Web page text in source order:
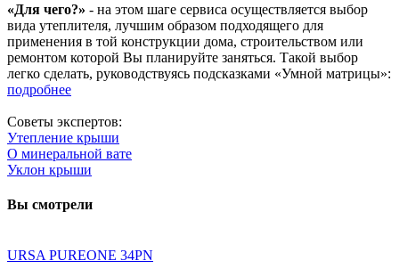
«Для чего?» - на этом шаге сервиса осуществляется выбор
вида утеплителя, лучшим образом подходящего для
применения в той конструкции дома, строительством или
ремонтом которой Вы планируйте заняться. Такой выбор
легко сделать, руководствуясь подсказками «Умной матрицы»:
подробнее
Советы экспертов:
Утепление крыши
O минеральной вате
Уклон крыши
Вы смотрели
URSA PUREONE 34PN